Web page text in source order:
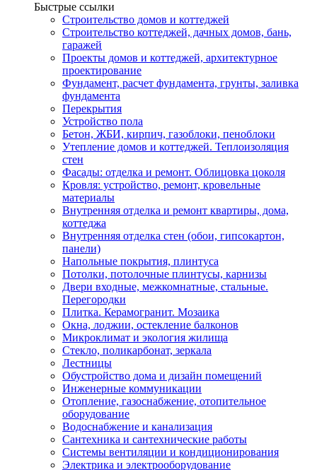
Быстрые ссылки
Строительство домов и коттеджей
Строительство коттеджей, дачных домов, бань,
гаражей
Проекты домов и коттеджей, архитектурное
проектирование
Фундамент, расчет фундамента, грунты, заливка
фундамента
Перекрытия
Устройство пола
Бетон, ЖБИ, кирпич, газоблоки, пеноблоки
Утепление домов и коттеджей. Теплоизоляция
стен
Фасады: отделка и ремонт. Облицовка цоколя
Кровля: устройство, ремонт, кровельные
материалы
Внутренняя отделка и ремонт квартиры, дома,
коттеджа
Внутренняя отделка стен (обои, гипсокартон,
панели)
Напольные покрытия, плинтуса
Потолки, потолочные плинтусы, карнизы
Двери входные, межкомнатные, стальные.
Перегородки
Плитка. Керамогранит. Мозаика
Окна, лоджии, остекление балконов
Микроклимат и экология жилища
Стекло, поликарбонат, зеркала
Лестницы
Обустройство дома и дизайн помещений
Инженерные коммуникации
Отопление, газоснабжение, отопительное
оборудование
Водоснабжение и канализация
Сантехника и сантехнические работы
Системы вентиляции и кондиционирования
Электрика и электрооборудование